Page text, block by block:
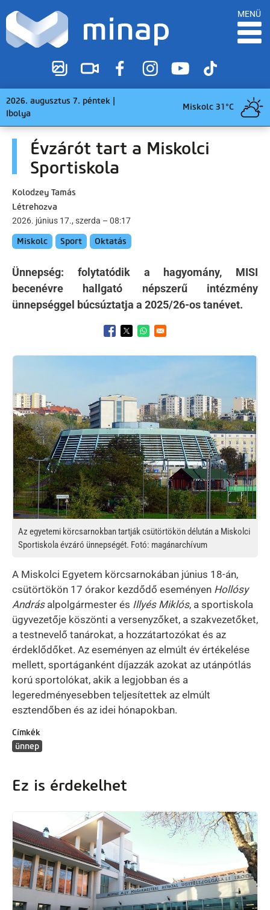
MENÜ
2026. augusztus 7. péntek |
Ibolya
Miskolc 31°C
Évzárót tart a Miskolci
Sportiskola
Kolodzey Tamás
Létrehozva
2026. június 17., szerda – 08:17
Miskolc Sport Oktatás
Ünnepség: folytatódik a hagyomány, MISI
becenévre hallgató népszerű intézmény
ünnepséggel búcsúztatja a 2025/26-os tanévet.
Opens in a new window
Opens in a new window
Opens in a new window
Az egyetemi körcsarnokban tartják csütörtökön délután a Miskolci
Sportiskola évzáró ünnepségét. Fotó: magánarchívum
A Miskolci Egyetem körcsarnokában június 18-án,
csütörtökön 17 órakor kezdődő eseményen Hollósy
Andrásalpolgármester és Illyés Miklós, a sportiskola
ügyvezetője köszönti a versenyzőket, a szakvezetőket,
a testnevelő tanárokat, a hozzátartozókat és az
érdeklődőket. Az eseményen az elmúlt év értékelése
mellett, sportáganként díjazzák azokat az utánpótlás
korú sportolókat, akik a legjobban és a
legeredményesebben teljesítettek az elmúlt
esztendőben és az idei hónapokban.
Címkék
ünnep
Ez is érdekelhet